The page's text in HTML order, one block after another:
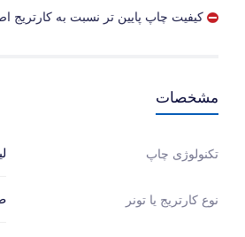
کیفیت چاپ پایین تر نسبت به کارتریج
مشخصات
تکنولوژی چاپ
نوع کارتریج یا تونر